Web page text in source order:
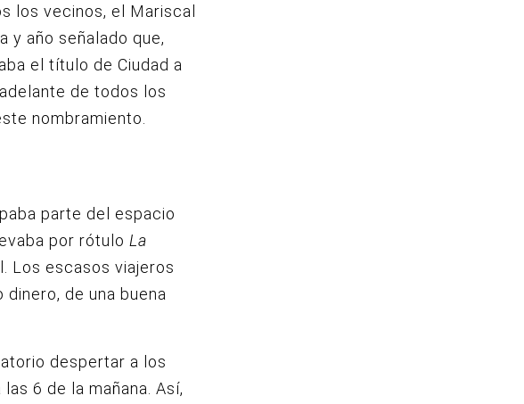
los vecinos, el Mariscal
y año señalado que,
el título de Ciudad a
de todos los
nombramiento.
parte del espacio
por rótulo La
Los escasos viajeros
de una buena
despertar a los
6 de la mañana. Así,